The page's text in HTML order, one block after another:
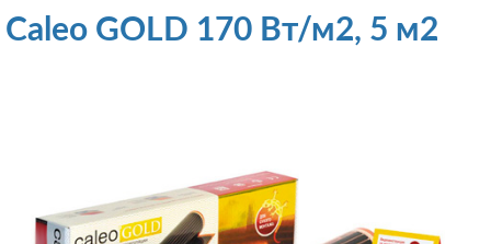
Caleo GOLD 170 Вт/м2, 5 м2